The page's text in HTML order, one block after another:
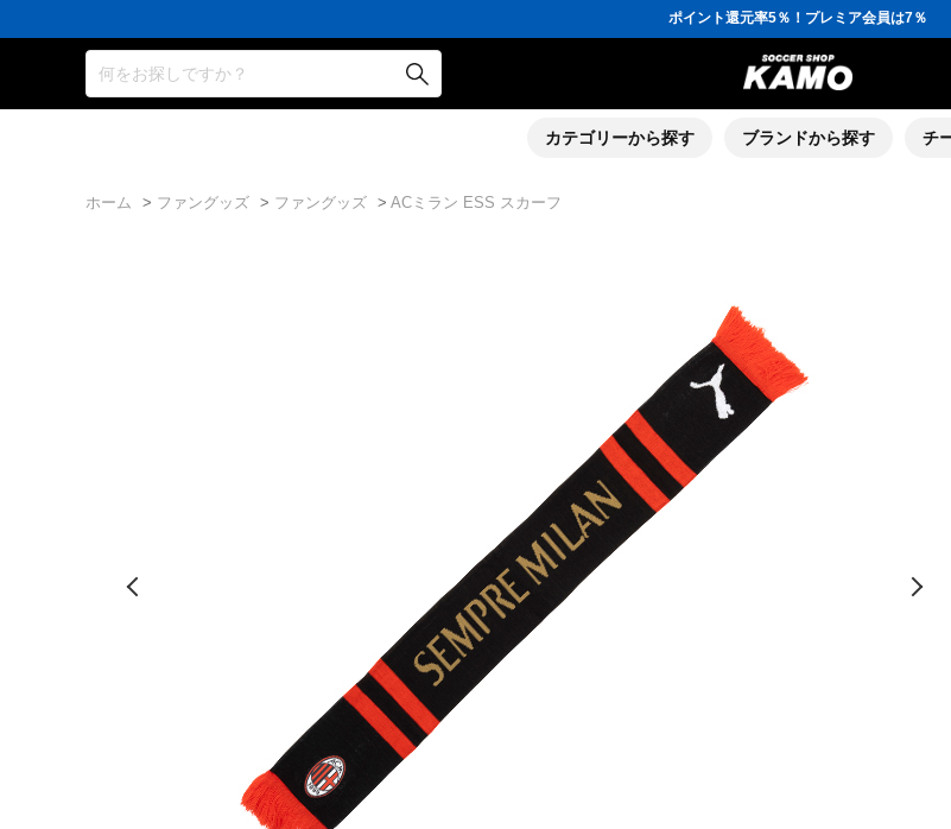
ポイント還元率5％！プレミア会員は7％
会員の方にはお誕生月に「10％OFFクーポン」プレ
16,000円(税込)以上でシューズケースプレゼント！
3,300円(税込)以上で送料無料！
ポイント還元率5％！プレミア会員は7％
会員の方にはお誕生月に「10％OFFクーポン」プレ
何をお探しですか？
カテゴリーから探す ブランドから探す チ
ホーム > ファングッズ > ファングッズ > ACミラン ESS スカーフ